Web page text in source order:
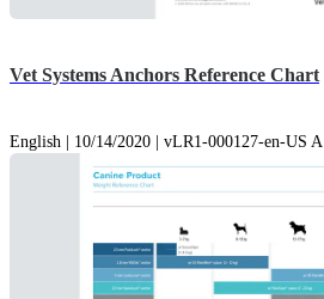
Vet Systems Anchors Reference Chart
English | 10/14/2020 | vLR1-000127-en-US A